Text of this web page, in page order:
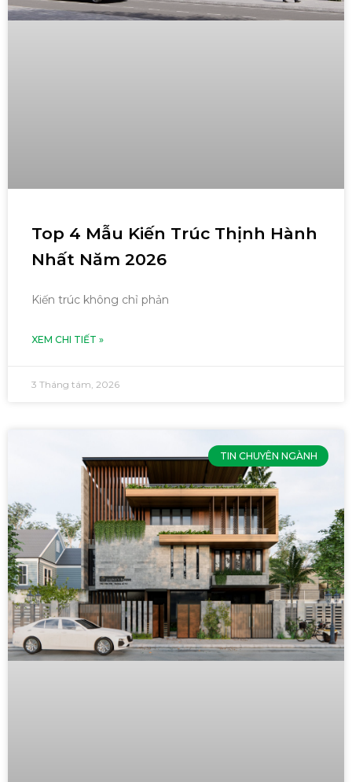
Top 4 Mẫu Kiến Trúc Thịnh Hành
Nhất Năm 2026
Kiến trúc không chỉ phản
XEM CHI TIẾT »
3 Tháng tám, 2026
TIN CHUYÊN NGÀNH